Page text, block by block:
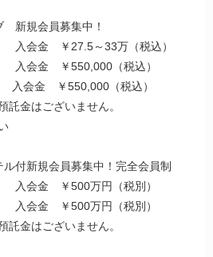
新規会員募集中！
入会金 ￥27.5～33万（税込）
入会金 ￥550,000（税込）
金 ￥550,000（税込）
金はございません。
付新規会員募集中！完全会員制
入会金 ￥500万円（税別）
入会金 ￥500万円（税別）
金はございません。